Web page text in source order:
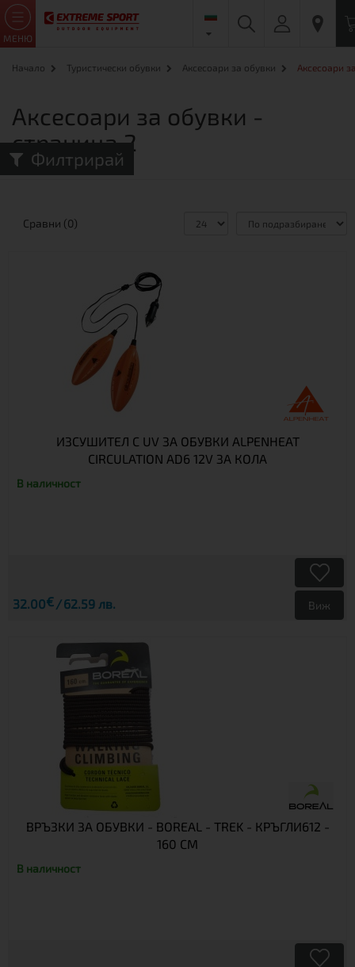
МЕНЮ
Начало Туристически обувки Аксесоари за обувки Аксесоари
Филтрирай
Аксесоари за обувки -
страница 2
Сравни (0)
ИЗСУШИТЕЛ С UV ЗА ОБУВКИ ALPENHEAT
CIRCULATION AD6 12V ЗА КОЛА
В наличност
32.00€ 62.59 лв. Виж
ВРЪЗКИ ЗА ОБУВКИ - BOREAL - TREK - КРЪГЛИ612 -
160 СМ
В наличност